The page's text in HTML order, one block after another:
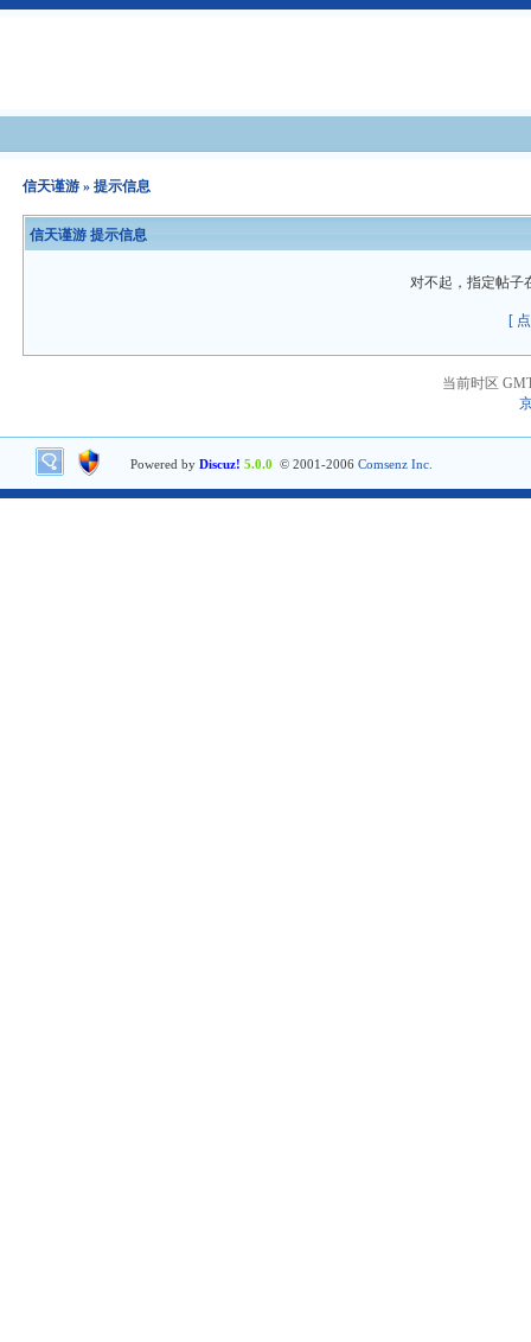
信天谨游 » 提示信息
信天谨游 提示信息
对不起，指定帖子
[
当前时区
Powered by Discuz! 5.0.0 © 2001-2006 Comsenz Inc.